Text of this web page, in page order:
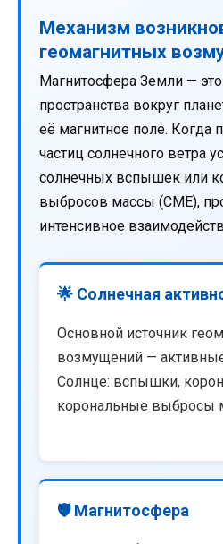
Механизм
геомагнитных
Магнитосфера Земли — это
пространства вокруг
её магнитное поле. Когда
частиц солнечного ветра
солнечных вспышек или
выбросов массы (CME),
интенсивное
🌟 Солнечная
Основной источник
возмущений —
Солнце: вспышки,
корональные выбросы
🛡️ Магнитосфера